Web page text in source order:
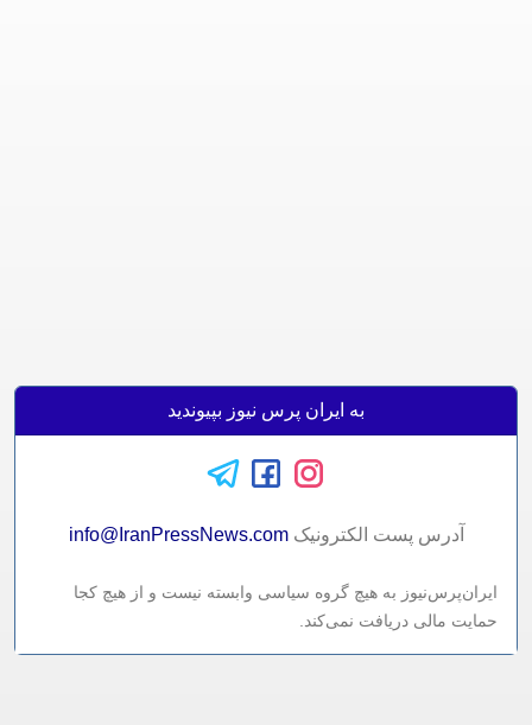
به ایران پرس نیوز بپیوندید
آدرس پست الکترونيکinfo@IranPressNews.com
ایران‌پرس‌نیوز به هیچ گروه سیاسی وابسته نیست و از هیچ کجا
حمایت مالی دریافت نمی‌کند.